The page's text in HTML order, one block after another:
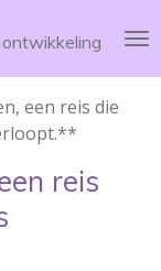
een reis die
reis